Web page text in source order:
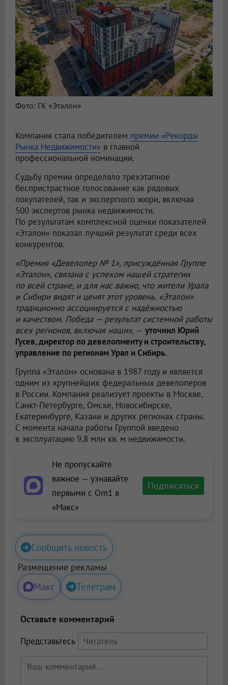
Фото: ГК «Эталон»
Компания стала победителем премии «Рекорды
Рынка Недвижимости» в главной
профессиональной номинации.
Судьбу премии определяло трёхэтапное
беспристрастное голосование как рядовых
покупателей, так и экспертного жюри, включая
500 экспертов рынка недвижимости.
По результатам комплексной оценки показателей
«Эталон» показал лучший результат среди всех
конкурентов.
«Премия «Девелопер № 1», присуждённая Группе
«Эталон», связана с успехом нашей стратегии
по всей стране, и для нас важно, что жители Урала
и Сибири видят и ценят этот уровень. «Эталон»
традиционно ассоциируется с надёжностью
и качеством. Победа — результат системной работы
всех регионов, включая наши», — уточнил Юрий
Гусев, директор по девелопменту и строительству,
управление по регионам Урал и Сибирь.
Группа «Эталон» основана в 1987 году и является
одним из крупнейших федеральных девелоперов
в России. Компания реализует проекты в Москве,
Санкт-Петербурге, Омске, Новосибирске,
Екатеринбурге, Казани и других регионах страны.
С момента начала работы Группой введено
в эксплуатацию 9,8 млн кв. м недвижимости.
Не пропускайте
важное — узнавайте
первыми с Om1 в
«Макс»
Подписаться
Сообщить новость
Размещение рекламы
Макс Телеграм
Оставьте комментарий
Представьтесь